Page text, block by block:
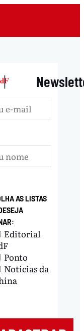
|
AS LISTAS
Editorial
Ponto
Notícias da